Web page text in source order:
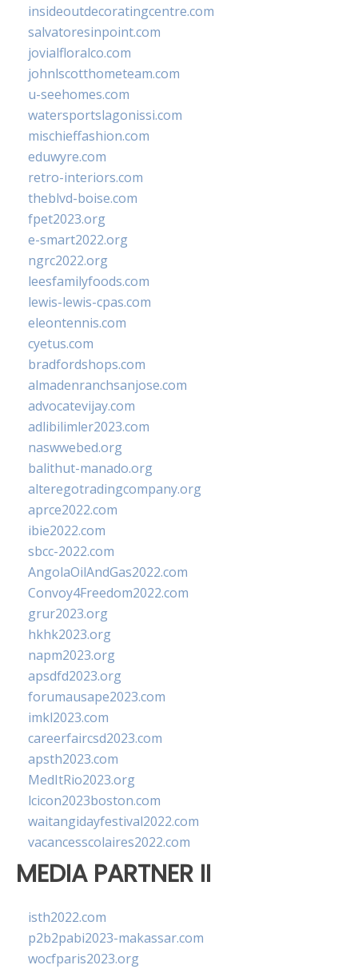
insideoutdecoratingcentre.com
salvatoresinpoint.com
jovialfloralco.com
johnlscotthometeam.com
u-seehomes.com
watersportslagonissi.com
mischieffashion.com
eduwyre.com
retro-interiors.com
theblvd-boise.com
fpet2023.org
e-smart2022.org
ngrc2022.org
leesfamilyfoods.com
lewis-lewis-cpas.com
eleontennis.com
cyetus.com
bradfordshops.com
almadenranchsanjose.com
advocatevijay.com
adlibilimler2023.com
naswwebed.org
balithut-manado.org
alteregotradingcompany.org
aprce2022.com
ibie2022.com
sbcc-2022.com
AngolaOilAndGas2022.com
Convoy4Freedom2022.com
grur2023.org
hkhk2023.org
napm2023.org
apsdfd2023.org
forumausape2023.com
imkl2023.com
careerfaircsd2023.com
apsth2023.com
MedItRio2023.org
lcicon2023boston.com
waitangidayfestival2022.com
vacancesscolaires2022.com
MEDIA PARTNER II
isth2022.com
p2b2pabi2023-makassar.com
wocfparis2023.org